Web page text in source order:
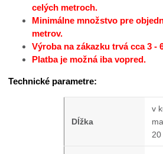
celých metroch.
Minimálne množstvo pre
metrov.
Výroba na zákazku trvá cca 3 -
Platba je možná iba vopred.
Technické parametre:
Dĺžka
v
20